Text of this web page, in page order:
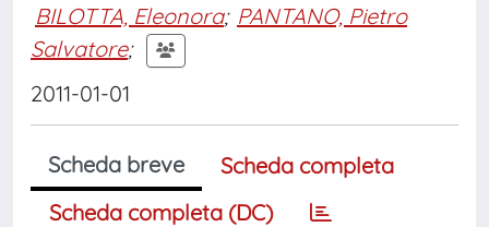
BILOTTA, Eleonora; PANTANO, Pietro
Salvatore;
2011-01-01
Scheda breve
Scheda completa
Scheda completa (DC)